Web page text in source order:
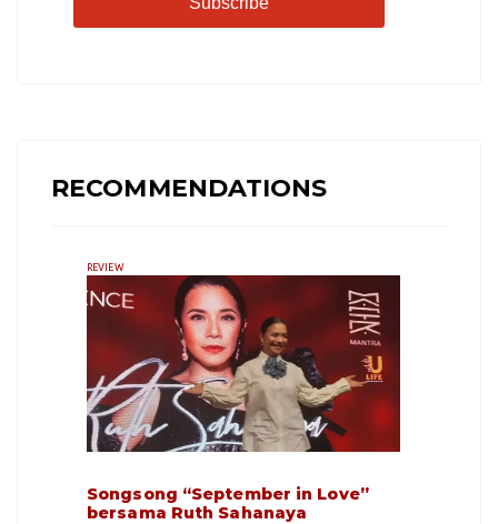
RECOMMENDATIONS
REVIEW
Songsong “September in Love”
bersama Ruth Sahanaya